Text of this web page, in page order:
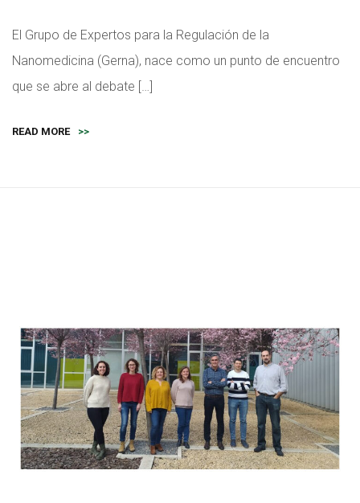
El Grupo de Expertos para la Regulación de la
Nanomedicina (Gerna), nace como un punto de encuentro
que se abre al debate […]
READ MORE >>